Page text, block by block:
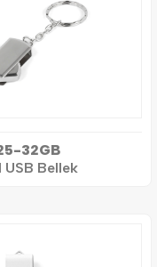
32GB
USB Bellek